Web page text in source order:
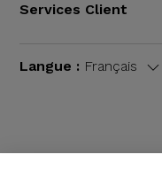
Services Client
Langue : Français